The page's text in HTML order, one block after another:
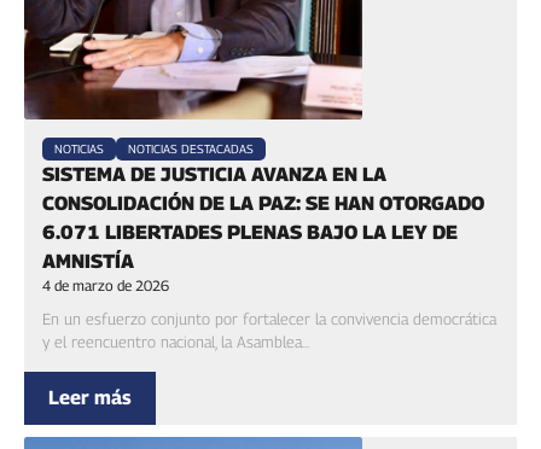
NOTICIAS NOTICIAS DESTACADAS
SISTEMA DE JUSTICIA AVANZA EN LA
CONSOLIDACIÓN DE LA PAZ: SE HAN OTORGADO
6.071 LIBERTADES PLENAS BAJO LA LEY DE
AMNISTÍA
4 de marzo de 2026
En un esfuerzo conjunto por fortalecer la convivencia democrática
y el reencuentro nacional, la Asamblea...
Leer más